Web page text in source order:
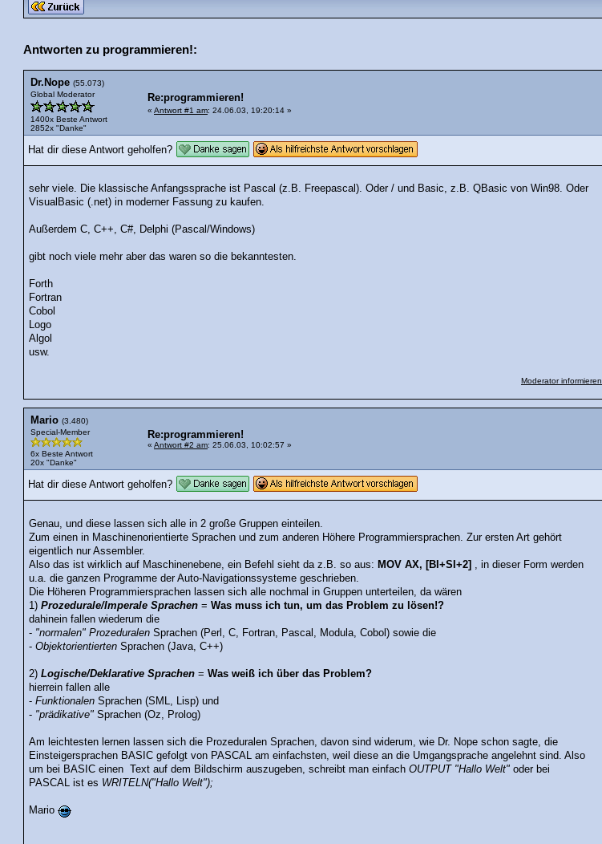
Antworten zu programmieren!:
Dr.Nope (55.073)
Global Moderator
1400x Beste Antwort
2852x "Danke"
Re:programmieren!
« Antwort #1 am: 24.06.03, 19:20:14 »
Hat dir diese Antwort geholfen?
sehr viele. Die klassische Anfangssprache ist Pascal (z.B. Freepascal). Oder / und Basic, z.B. QBasic von Win98. Oder
VisualBasic (.net) in moderner Fassung zu kaufen.
Außerdem C, C++, C#, Delphi (Pascal/Windows)
gibt noch viele mehr aber das waren so die bekanntesten.
Forth
Fortran
Cobol
Logo
Algol
usw.
Moderator informieren
Mario (3.480)
Special-Member
6x Beste Antwort
20x "Danke"
Re:programmieren!
« Antwort #2 am: 25.06.03, 10:02:57 »
Hat dir diese Antwort geholfen?
Genau, und diese lassen sich alle in 2 große Gruppen einteilen.
Zum einen in Maschinenorientierte Sprachen und zum anderen Höhere Programmiersprachen. Zur ersten Art gehört
eigentlich nur Assembler.
Also das ist wirklich auf Maschinenebene, ein Befehl sieht da z.B. so aus: MOV AX, [BI+SI+2]
, in dieser Form werden
u.a. die ganzen Programme der Auto-Navigationssysteme geschrieben.
Die Höheren Programmiersprachen lassen sich alle nochmal in Gruppen unterteilen, da wären
1)Prozedurale/Imperale Sprachen =Was muss ich tun, um das Problem zu lösen!?
dahinein fallen wiederum die
- "normalen" Prozeduralen Sprachen (Perl, C, Fortran, Pascal, Modula, Cobol) sowie die
-Objektorientierten Sprachen (Java, C++)
2)Logische/Deklarative Sprachen =Was weiß ich über das Problem?
hierrein fallen alle
-Funktionalen Sprachen (SML, Lisp) und
- "prädikative" Sprachen (Oz, Prolog)
Am leichtesten lernen lassen sich die Prozeduralen Sprachen, davon sind widerum, wie Dr. Nope schon sagte, die
Einsteigersprachen BASIC gefolgt von PASCAL am einfachsten, weil diese an die Umgangsprache angelehnt sind. Also
um bei BASIC einen Text auf dem Bildschirm auszugeben, schreibt man einfachOUTPUT "Hallo Welt" oder bei
PASCAL ist es WRITELN("Hallo Welt");
Mario